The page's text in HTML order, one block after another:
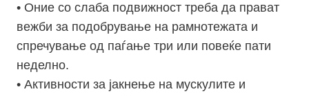
• Оние со слаба подвижност треба да прават
вежби за подобрување на рамнотежата и
спречување од паѓање три или повеќе пати
неделно.
• Активности за јакнење на мускулите и